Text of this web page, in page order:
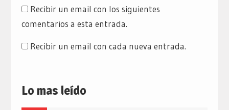
Recibir un email con los siguientes
comentarios a esta entrada.
Recibir un email con cada nueva entrada.
Lo mas leído